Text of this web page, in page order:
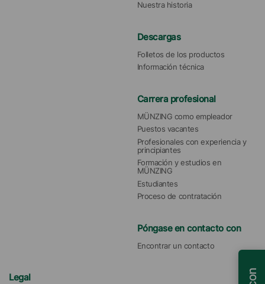
Nuestra historia
Descargas
Folletos de los productos
Información técnica
Carrera profesional
MÜNZING como empleador
Puestos vacantes
Profesionales con experiencia y
principiantes
Formación y estudios en
MÜNZING
Estudiantes
Proceso de contratación
Póngase en contacto con
Encontrar un contacto
Legal